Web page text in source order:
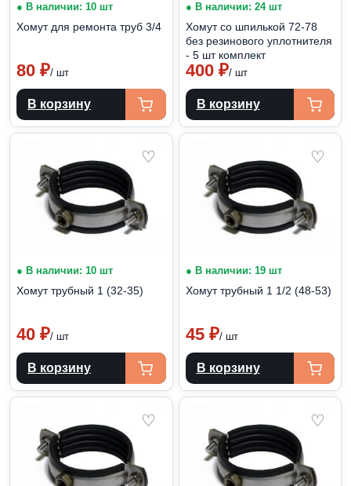
● В наличии: 10 шт
Хомут для ремонта труб 3/4
80 ₽/ шт
В корзину
● В наличии: 24 шт
Хомут со шпилькой 72-78
без резинового уплотнителя
- 5 шт комплект
400 ₽/ шт
В корзину
♡
● В наличии: 10 шт
Хомут трубный 1 (32-35)
40 ₽/ шт
В корзину
♡
● В наличии: 19 шт
Хомут трубный 1 1/2 (48-53)
45 ₽/ шт
В корзину
♡ ♡